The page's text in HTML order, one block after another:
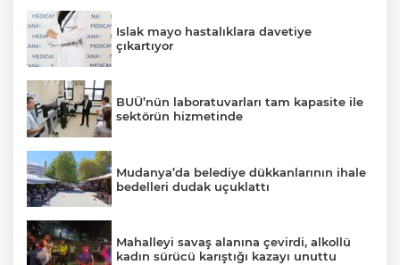
Islak mayo hastalıklara davetiye
çıkartıyor
BUÜ’nün laboratuvarları tam kapasite ile
sektörün hizmetinde
Mudanya’da belediye dükkanlarının ihale
bedelleri dudak uçuklattı
Mahalleyi savaş alanına çevirdi, alkollü
kadın sürücü karıştığı kazayı unuttu